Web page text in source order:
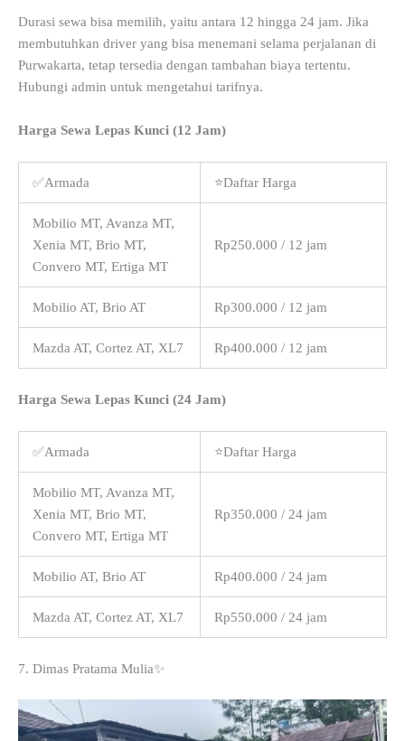
Durasi sewa bisa memilih, yaitu antara 12 hingga 24 jam. Jika
membutuhkan driver yang bisa menemani selama perjalanan di
Purwakarta, tetap tersedia dengan tambahan biaya tertentu.
Hubungi admin untuk mengetahui tarifnya.
Harga Sewa Lepas Kunci (12 Jam)
✅Armada ⭐Daftar Harga
Mobilio MT, Avanza MT,
Xenia MT, Brio MT,
Convero MT, Ertiga MT
Rp250.000 / 12 jam
Mobilio AT, Brio AT Rp300.000 / 12 jam
Mazda AT, Cortez AT, XL7 Rp400.000 / 12 jam
Harga Sewa Lepas Kunci (24 Jam)
✅Armada ⭐Daftar Harga
Mobilio MT, Avanza MT,
Xenia MT, Brio MT,
Convero MT, Ertiga MT
Rp350.000 / 24 jam
Mobilio AT, Brio AT Rp400.000 / 24 jam
Mazda AT, Cortez AT, XL7 Rp550.000 / 24 jam
7. Dimas Pratama Mulia✨